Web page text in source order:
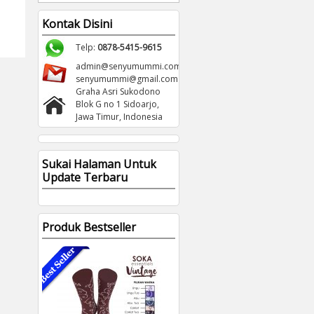
Kontak Disini
Telp: 0878-5415-9615
admin@senyumummi.com
senyumummi@gmail.com
Graha Asri Sukodono
Blok G no 1 Sidoarjo,
Jawa Timur, Indonesia
Sukai Halaman Untuk
Update Terbaru
Produk Bestseller